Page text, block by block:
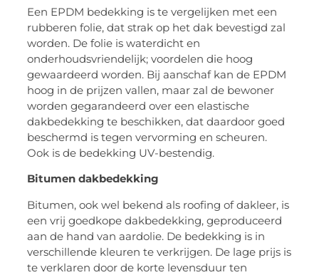
Een EPDM bedekking is te vergelijken met een
rubberen folie, dat strak op het dak bevestigd zal
worden. De folie is waterdicht en
onderhoudsvriendelijk; voordelen die hoog
gewaardeerd worden. Bij aanschaf kan de EPDM
hoog in de prijzen vallen, maar zal de bewoner
worden gegarandeerd over een elastische
dakbedekking te beschikken, dat daardoor goed
beschermd is tegen vervorming en scheuren.
Ook is de bedekking UV-bestendig.
Bitumen dakbedekking
Bitumen, ook wel bekend als roofing of dakleer, is
een vrij goedkope dakbedekking, geproduceerd
aan de hand van aardolie. De bedekking is in
verschillende kleuren te verkrijgen. De lage prijs is
te verklaren door de korte levensduur ten